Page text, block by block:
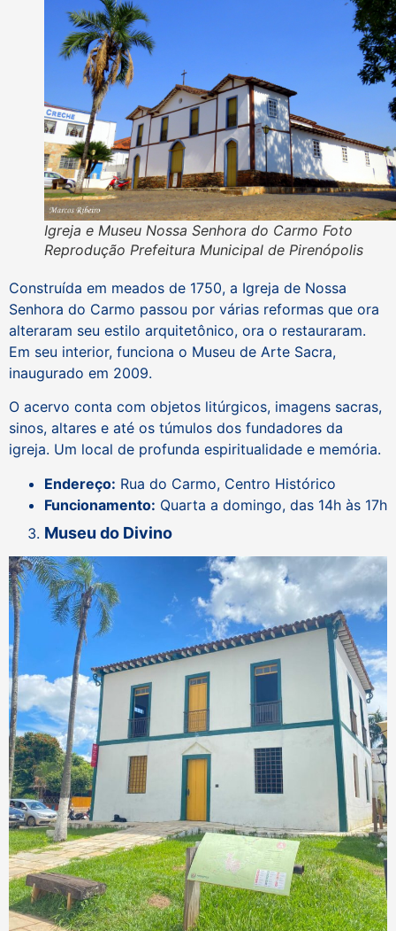
Igreja e Museu Nossa Senhora do Carmo Foto
Reprodução Prefeitura Municipal de Pirenópolis
Construída em meados de 1750, a Igreja de Nossa
Senhora do Carmo passou por várias reformas que ora
alteraram seu estilo arquitetônico, ora o restauraram.
Em seu interior, funciona o Museu de Arte Sacra,
inaugurado em 2009.
O acervo conta com objetos litúrgicos, imagens sacras,
sinos, altares e até os túmulos dos fundadores da
igreja. Um local de profunda espiritualidade e memória.
Endereço: Rua do Carmo, Centro Histórico
Funcionamento: Quarta a domingo, das 14h às 17h
Museu do Divino